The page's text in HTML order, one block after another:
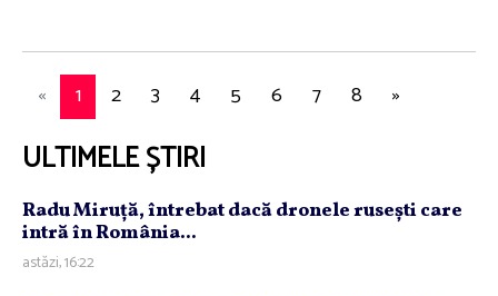
« 1 2 3 4 5 6 7 8 »
ULTIMELE ȘTIRI
Radu Miruţă, întrebat dacă dronele ruseşti care
intră în România...
astăzi, 16:22